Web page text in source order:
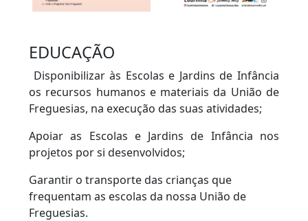
EDUCAÇÃO
Disponibilizar às Escolas e Jardins de Infância
os recursos humanos e materiais da União de
Freguesias, na execução das suas atividades;
Apoiar as Escolas e Jardins de Infância nos
projetos por si desenvolvidos;
Garantir o transporte das crianças que
frequentam as escolas da nossa União de
Freguesias.